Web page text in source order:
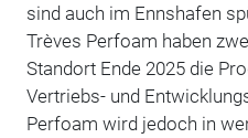
sind auch im Ennshafen
Trèves Perfoam haben
Standort Ende 2025 die
Vertriebs- und
Perfoam wird jedoch in